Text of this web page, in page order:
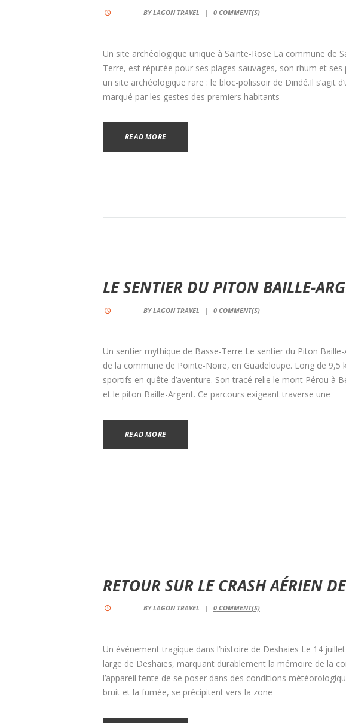
BYLAGON TRAVEL 0COMMENT(S)
Un site archéologique unique à Sainte-Rose La commune de
Terre, est réputée pour ses plages sauvages, son rhum et
un site archéologique rare : le bloc-polissoir de Dindé.Il s’agit
marqué par les gestes des premiers habitants
READ MORE
LE SENTIER DU PITON BAILLE-
BYLAGON TRAVEL 0COMMENT(S)
Un sentier mythique de Basse-Terre Le sentier du Piton
de la commune de Pointe-Noire, en Guadeloupe. Long de 9,5
sportifs en quête d’aventure. Son tracé relie le mont Pérou à
et le piton Baille-Argent. Ce parcours exigeant traverse une
READ MORE
RETOUR SUR LE CRASH AÉRIEN
BYLAGON TRAVEL 0COMMENT(S)
Un événement tragique dans l’histoire de Deshaies Le 14
large de Deshaies, marquant durablement la mémoire de la
l’appareil tente de se poser dans des conditions
bruit et la fumée, se précipitent vers la zone